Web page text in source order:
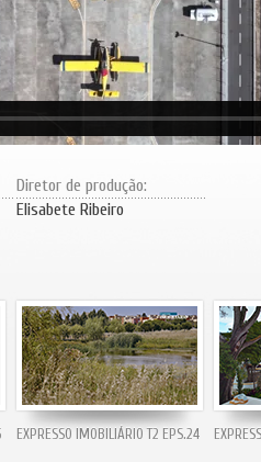
Diretor de produção:
Elisabete Ribeiro
EXPRESSO IMOBILIÁRIO T2 EPS.24